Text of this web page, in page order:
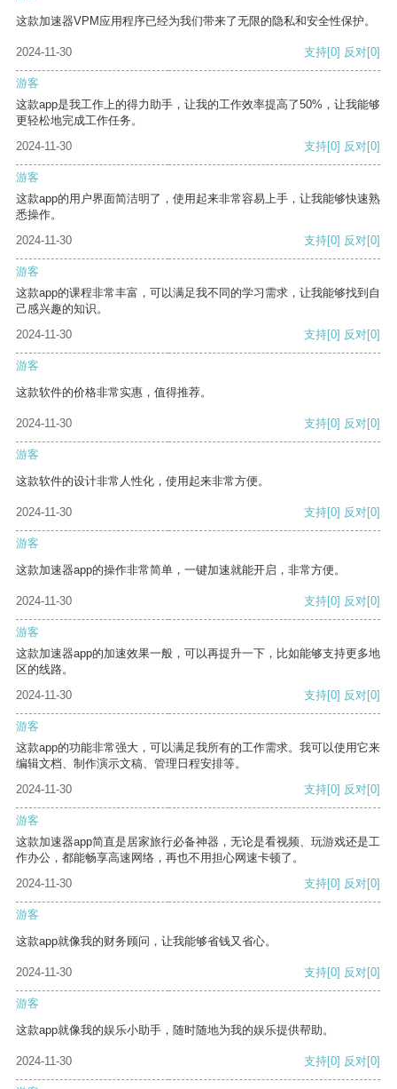
这款加速器VPM应用程序已经为我们带来了无限的隐私和安全性保护。
2024-11-30 支持[0] 反对[0]
游客
这款app是我工作上的得力助手，让我的工作效率提高了50%，让我能够
更轻松地完成工作任务。
2024-11-30
支持[0] 反对[0]
游客
这款app的用户界面简洁明了，使用起来非常容易上手，让我能够快速熟
悉操作。
2024-11-30
支持[0] 反对[0]
游客
这款app的课程非常丰富，可以满足我不同的学习需求，让我能够找到自
己感兴趣的知识。
2024-11-30
支持[0] 反对[0]
游客
这款软件的价格非常实惠，值得推荐。
2024-11-30 支持[0] 反对[0]
游客
这款软件的设计非常人性化，使用起来非常方便。
2024-11-30 支持[0] 反对[0]
游客
这款加速器app的操作非常简单，一键加速就能开启，非常方便。
2024-11-30 支持[0] 反对[0]
游客
这款加速器app的加速效果一般，可以再提升一下，比如能够支持更多地
区的线路。
2024-11-30
支持[0] 反对[0]
游客
这款app的功能非常强大，可以满足我所有的工作需求。我可以使用它来
编辑文档、制作演示文稿、管理日程安排等。
2024-11-30
支持[0] 反对[0]
游客
这款加速器app简直是居家旅行必备神器，无论是看视频、玩游戏还是工
作办公，都能畅享高速网络，再也不用担心网速卡顿了。
2024-11-30
支持[0] 反对[0]
游客
这款app就像我的财务顾问，让我能够省钱又省心。
2024-11-30 支持[0] 反对[0]
游客
这款app就像我的娱乐小助手，随时随地为我的娱乐提供帮助。
2024-11-30 支持[0] 反对[0]